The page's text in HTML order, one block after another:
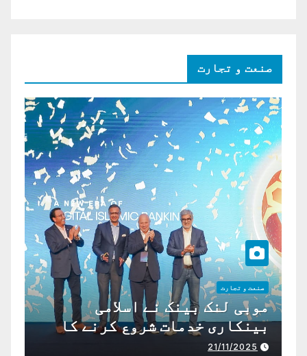
صنعت و تجارت
صنعت و تجارت
موبی لنک بینک نے اسلامی
بینکاری خدمات شروع کرنے کا
اعلان کیا ہے،
21/11/2025